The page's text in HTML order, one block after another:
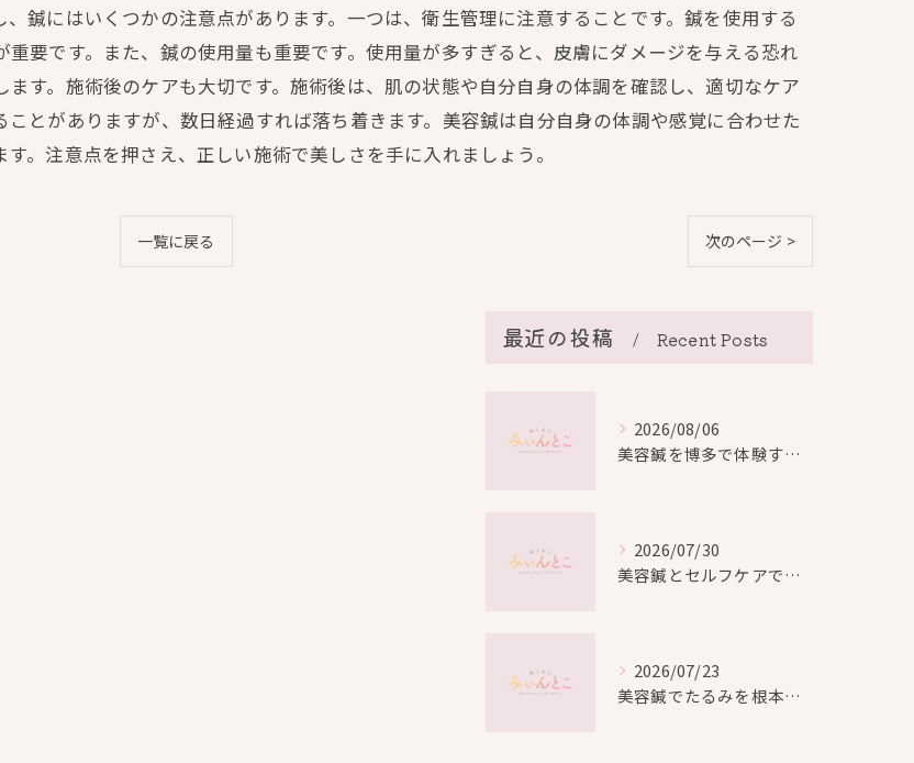
鍼にはいくつかの注意点があります。一つは、衛生管理に注意することです。鍼を使用する
要です。また、鍼の使用量も重要です。使用量が多すぎると、皮膚にダメージを与える恐れ
す。施術後のケアも大切です。施術後は、肌の状態や自分自身の体調を確認し、適切なケア
とがありますが、数日経過すれば落ち着きます。美容鍼は自分自身の体調や感覚に合わせた
。注意点を押さえ、正しい施術で美しさを手に入れましょう。
一覧に戻る 次のページ >
最近の投稿 Recent Posts
2026/08/06
美容鍼を博多で体験する際の効果や安全性と料金比較徹底ガイド
2026/07/30
美容鍼とセルフケアで叶える愛知県名古屋市北区米が瀬町の新しい美しさ
2026/07/23
美容鍼でたるみを根本から改善し自然なリフトアップを叶える方法